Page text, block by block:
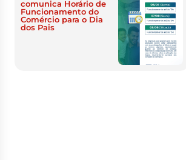
comunica Horário de
Funcionamento do
Comércio para o Dia
dos Pais